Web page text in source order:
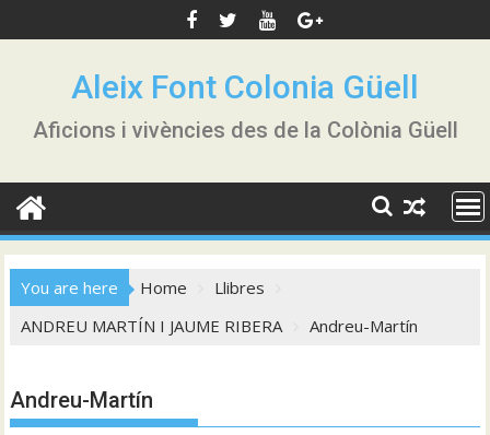
to
Aleix Font Colonia Güell
Aficions i vivències des de la Colònia Güell
You are here Home
Llibres
ANDREU MARTÍN I JAUME RIBERA
Andreu-Martín
Andreu-Martín